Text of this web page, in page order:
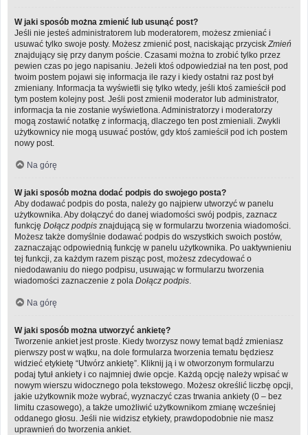
W jaki sposób można zmienić lub usunąć post?
Jeśli nie jesteś administratorem lub moderatorem, możesz zmieniać i
usuwać tylko swoje posty. Możesz zmienić post, naciskając przycisk Zmień
znajdujący się przy danym poście. Czasami można to zrobić tylko przez
pewien czas po jego napisaniu. Jeżeli ktoś odpowiedział na ten post, pod
twoim postem pojawi się informacja ile razy i kiedy ostatni raz post był
zmieniany. Informacja ta wyświetli się tylko wtedy, jeśli ktoś zamieścił pod
tym postem kolejny post. Jeśli post zmienił moderator lub administrator,
informacja ta nie zostanie wyświetlona. Administratorzy i moderatorzy
mogą zostawić notatkę z informacją, dlaczego ten post zmieniali. Zwykli
użytkownicy nie mogą usuwać postów, gdy ktoś zamieścił pod ich postem
nowy post.
Na górę
W jaki sposób można dodać podpis do swojego posta?
Aby dodawać podpis do posta, należy go najpierw utworzyć w panelu
użytkownika. Aby dołączyć do danej wiadomości swój podpis, zaznacz
funkcję Dołącz podpis znajdującą się w formularzu tworzenia wiadomości.
Możesz także domyślnie dodawać podpis do wszystkich swoich postów,
zaznaczając odpowiednią funkcję w panelu użytkownika. Po uaktywnieniu
tej funkcji, za każdym razem pisząc post, możesz zdecydować o
niedodawaniu do niego podpisu, usuwając w formularzu tworzenia
wiadomości zaznaczenie z pola Dołącz podpis
Na górę
W jaki sposób można utworzyć ankietę?
Tworzenie ankiet jest proste. Kiedy tworzysz nowy temat bądź zmieniasz
pierwszy post w wątku, na dole formularza tworzenia tematu będziesz
widzieć etykietę “Utwórz ankietę”. Kliknij ją i w otworzonym formularzu
podaj tytuł ankiety i co najmniej dwie opcje. Każdą opcję należy wpisać w
nowym wierszu widocznego pola tekstowego. Możesz określić liczbę opcji,
jakie użytkownik może wybrać, wyznaczyć czas trwania ankiety (0 – bez
limitu czasowego), a także umożliwić użytkownikom zmianę wcześniej
oddanego głosu. Jeśli nie widzisz etykiety, prawdopodobnie nie masz
uprawnień do tworzenia ankiet.